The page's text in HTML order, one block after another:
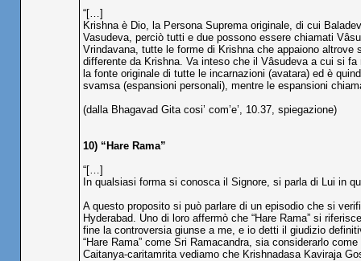
“[…]
Krishna è Dio, la Persona Suprema originale, di cui
Vasudeva, perciò tutti e due possono essere chiamati
Vrindavana, tutte le forme di Krishna che appaiono altrove
differente da Krishna. Va inteso che il Vâsudeva a cui si
la fonte originale di tutte le incarnazioni (avatara) ed è
svamsa (espansioni personali), mentre le espansioni
(dalla Bhagavad Gita cosi’ com’e’, 10.37, spiegazione)
10) “Hare Rama”
“[…]
In qualsiasi forma si conosca il Signore, si parla di Lui in
A questo proposito si può parlare di un episodio che si
Hyderabad. Uno di loro affermò che “Hare Rama” si
fine la controversia giunse a me, e io detti il giudizio
“Hare Rama” come Sri Ramacandra, sia considerarlo
Caitanya-caritamrita vediamo che Krishnadasa Kaviraja